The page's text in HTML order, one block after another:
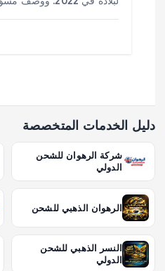
دليل الخدمات المتخصصة
شركة الرهوان للشحن
الدولي
الرهوان الذهبي للشحن
النسر الذهبي للشحن
الدولي